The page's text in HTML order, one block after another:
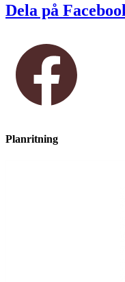
Dela på
Planritning